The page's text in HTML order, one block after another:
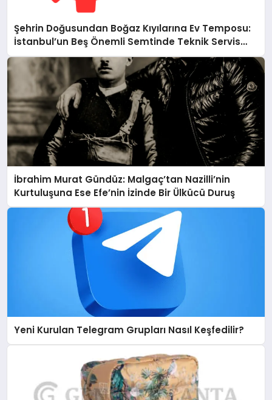
Şehrin Doğusundan Boğaz Kıyılarına Ev Temposu:
İstanbul’un Beş Önemli Semtinde Teknik Servis
Deneyimi
İbrahim Murat Gündüz: Malgaç’tan Nazilli’nin
Kurtuluşuna Ese Efe’nin İzinde Bir Ülkücü Duruş
Yeni Kurulan Telegram Grupları Nasıl Keşfedilir?